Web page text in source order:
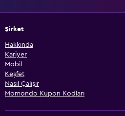
Şirket
Hakkında
Kariyer
Mobil
Keşfet
Nasıl Çalışır
Momondo Kupon Kodları